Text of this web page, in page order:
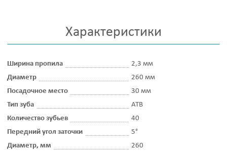
Характеристики
Ширина пропила
2,3 мм
Диаметр
260 мм
Посадочное место
30 мм
Тип зуба
ATB
Количество зубьев
40
Передний угол заточки
5°
Диаметр, мм
260